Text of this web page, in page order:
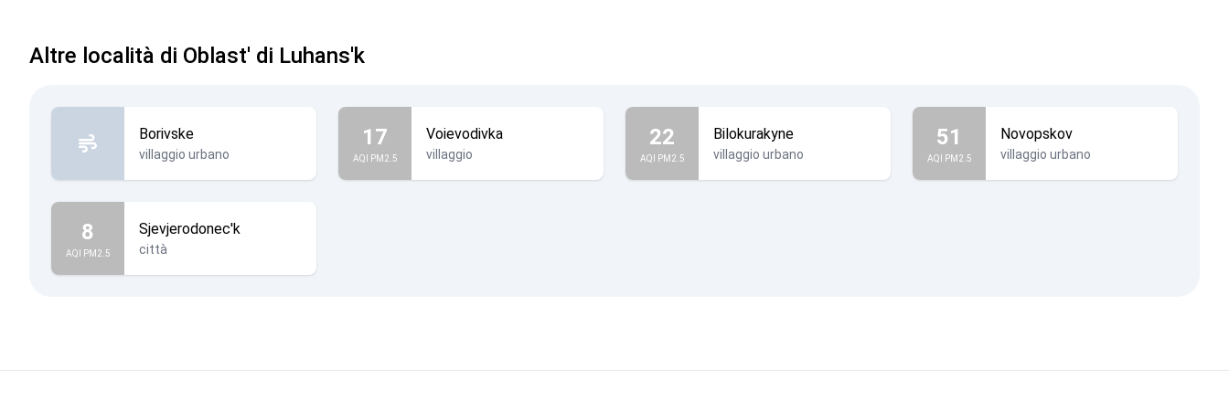
Altre località di Oblast' di Luhans'k
Borivske
villaggio urbano
17
AQI PM2.5
Voievodivka
villaggio
22
AQI PM2.5
Bilokurakyne
villaggio urbano
51
AQI PM2.5
Novopskov
villaggio urbano
8
AQI PM2.5
Sjevjerodonec'k
città